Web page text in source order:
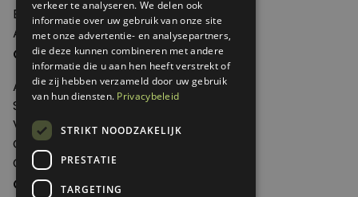
Edities
Abonneren
Over Genoeg
Adverteren
Samenwerken
Verkooppunten
Over Genoeg
Contact
Contactgegevens
verkeer te analyseren. We delen ook
informatie over uw gebruik van onze site
met onze advertentie- en analysepartners,
die deze kunnen combineren met andere
informatie die u aan hen heeft verstrekt of
die zij hebben verzameld door uw gebruik
van hun diensten. Privacybeleid
STRIKT NOODZAKELIJK
PRESTATIE
TARGETING